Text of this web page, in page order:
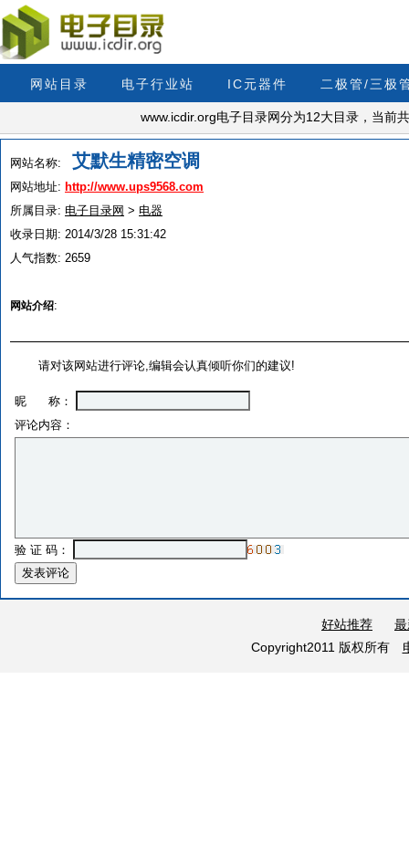
网站目录 电子行业站 IC元器件 二极管/三极
www.icdir.org电子目录网分为12大目录，当前
网站名称: 艾默生精密空调
网站地址: http://www.ups9568.com
所属目录: 电子目录网 > 电器
收录日期: 2014/3/28 15:31:42
人气指数: 2659
网站介绍:
请对该网站进行评论,编辑会认真倾听你们的建议!
昵 称：
评论内容：
验 证 码：
好站推荐
Copyright2011 版权所有